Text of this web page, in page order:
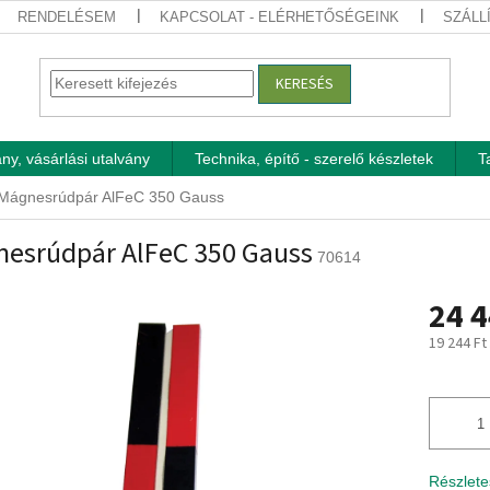
RENDELÉSEM KAPCSOLAT - ELÉRHETŐSÉGEINK
KERESÉS
vásárlási utalvány Technika, építő - szerelő készletek
AlFeC 350 Gauss
AlFeC 350 Gauss 70614
24
19 244